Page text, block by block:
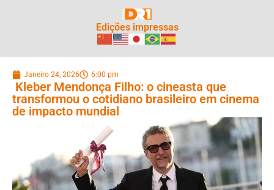
Edições impressas
Janeiro 24, 2026 6:00 pm
Kleber Mendonça Filho: o cineasta que
transformou o cotidiano brasileiro em cinema
de impacto mundial